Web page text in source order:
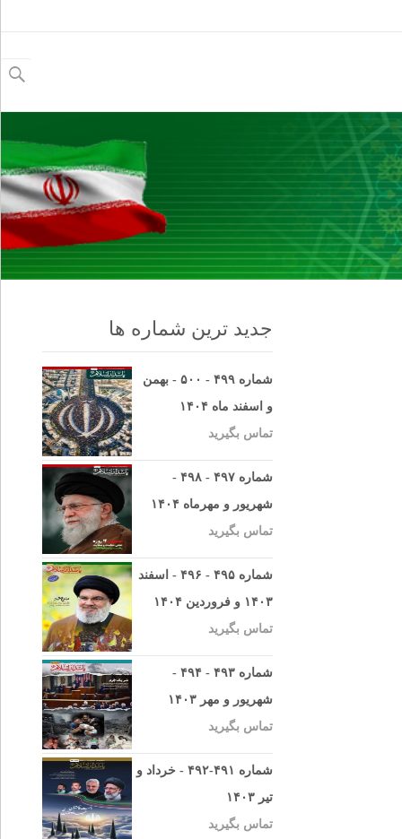
برای:
جدید ترین شماره ها
شماره ۴۹۹ - ۵۰۰ - بهمن
و اسفند ماه ۱۴۰۴
تماس بگیرید
شماره ۴۹۷ - ۴۹۸ -
شهریور و مهرماه ۱۴۰۴
تماس بگیرید
شماره ۴۹۵ - ۴۹۶ - اسفند
۱۴۰۳ و فروردین ۱۴۰۴
تماس بگیرید
شماره ۴۹۳ - ۴۹۴ -
شهریور و مهر ۱۴۰۳
تماس بگیرید
شماره ۴۹۱-۴۹۲ - خرداد و
تیر ۱۴۰۳
تماس بگیرید